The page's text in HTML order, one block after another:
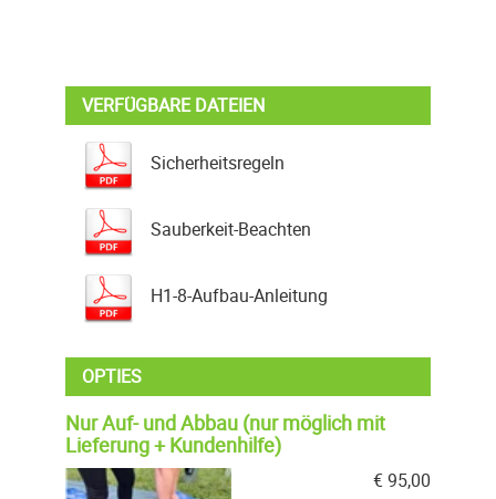
VERFÜGBARE DATEIEN
Sicherheitsregeln
Sauberkeit-Beachten
H1-8-Aufbau-Anleitung
OPTIES
Nur Auf- und Abbau (nur möglich mit
Lieferung + Kundenhilfe)
€95,00